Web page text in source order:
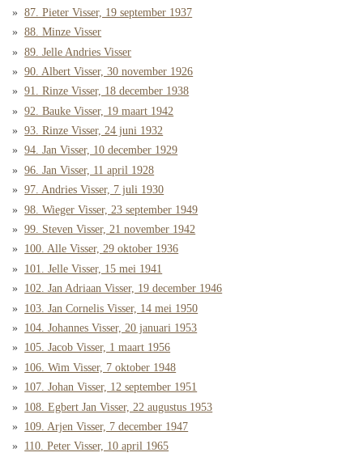
87. Pieter Visser, 19 september 1937
88. Minze Visser
89. Jelle Andries Visser
90. Albert Visser, 30 november 1926
91. Rinze Visser, 18 december 1938
92. Bauke Visser, 19 maart 1942
93. Rinze Visser, 24 juni 1932
94. Jan Visser, 10 december 1929
96. Jan Visser, 11 april 1928
97. Andries Visser, 7 juli 1930
98. Wieger Visser, 23 september 1949
99. Steven Visser, 21 november 1942
100. Alle Visser, 29 oktober 1936
101. Jelle Visser, 15 mei 1941
102. Jan Adriaan Visser, 19 december 1946
103. Jan Cornelis Visser, 14 mei 1950
104. Johannes Visser, 20 januari 1953
105. Jacob Visser, 1 maart 1956
106. Wim Visser, 7 oktober 1948
107. Johan Visser, 12 september 1951
108. Egbert Jan Visser, 22 augustus 1953
109. Arjen Visser, 7 december 1947
110. Peter Visser, 10 april 1965